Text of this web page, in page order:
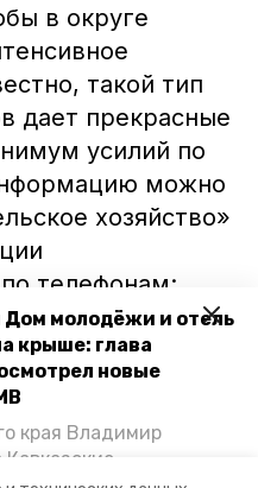
молодёжи и отель
крыше: глава
новые
края Владимир
в округе
такой тип
дает прекрасные
усилий по
можно
хозяйство»
телефонам:
264-29-08
-
Владимиров
в